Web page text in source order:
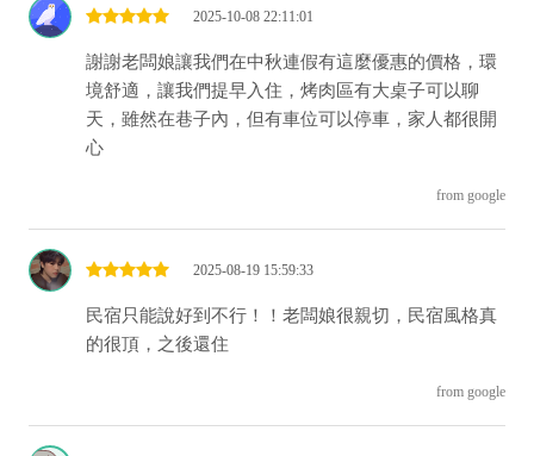
2025-10-08 22:11:01
謝謝老闆娘讓我們在中秋連假有這麼優惠的價格，環
境舒適，讓我們提早入住，烤肉區有大桌子可以聊
天，雖然在巷子內，但有車位可以停車，家人都很開
心
from google
2025-08-19 15:59:33
民宿只能說好到不行！！老闆娘很親切，民宿風格真
的很頂，之後還住
from google